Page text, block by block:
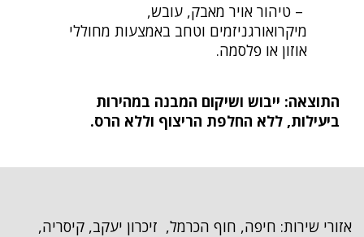
– טיהור אויר מאבק, עובש,
מיקרואורגניזמים וטחב באמצעות מחוללי
אוזון או פלסמה.
התוצאה: ייבוש ושיקום המבנה במהירות
ביעילות, ללא החלפת הריצוף וללא הרס.
אזורי שירות: חיפה, חוף הכרמל, זיכרון יעקב, קיסריה,